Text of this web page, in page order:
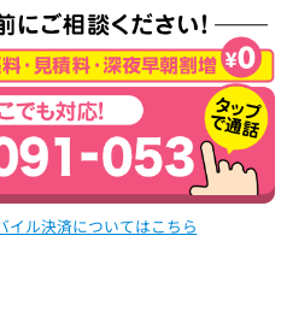
イル決済についてはこちら